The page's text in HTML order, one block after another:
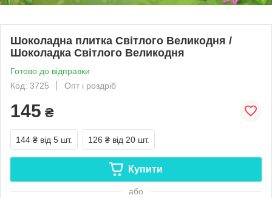
Шоколадна плитка Світлого Великодня /
Шоколадка Світлого Великодня
Готово до відправки
Код: 3725
Опт і роздріб
145 ₴
144 ₴ від 5 шт. 126 ₴ від 20 шт.
Купити
або